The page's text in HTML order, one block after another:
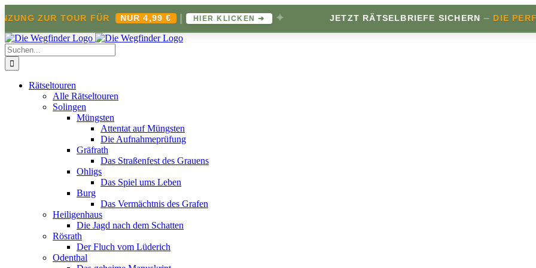
ZUR TOUR FÜR NUR 4,99 € | HIER KLICKEN ➔ ✦ JETZT RÄTSELBRIEFE SICHERN – DIE
Zum
Inhalt
springen
Suche
nach:
Rätseltouren
Alle Rätseltouren
Solingen
Müngsten
Attentat auf Müngsten
Die Aufnahmeprüfung
Gräfrath
Das Straßenfest des Grauens
Ohligs
Das Spiel ums Leben
Burg
Das Vermächtnis des Grafen
Heiligenhaus
Die Jagd nach dem Schatten
Rösrath
Der Fluch vom Lüderich
Odenthal